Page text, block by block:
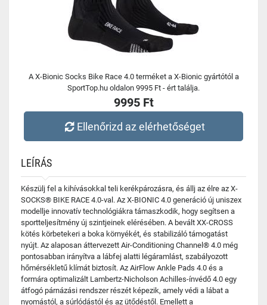
A X-Bionic Socks Bike Race 4.0 terméket a X-Bionic gyártótól a
SportTop.hu oldalon 9995 Ft - ért találja.
9995 Ft
Ellenőrizd az elérhetőséget
LEÍRÁS
Készülj fel a kihívásokkal teli kerékpározásra, és állj az élre az X-
SOCKS® BIKE RACE 4.0-val. Az X-BIONIC 4.0 generáció új uniszex
modellje innovatív technológiákra támaszkodik, hogy segítsen a
sportteljesítmény új szintjeinek elérésében. A bevált XX-CROSS
kötés körbetekeri a boka környékét, és stabilizáló támogatást
nyújt. Az alaposan áttervezett Air-Conditioning Channel® 4.0 még
pontosabban irányítva a lábfej alatti légáramlást, szabályozott
hőmérsékletű klímát biztosít. Az AirFlow Ankle Pads 4.0 és a
formára optimalizált Lambertz-Nicholson Achilles-ínvédő 4.0 egy
átfogó párnázási rendszer részét képezik, amely védi a lábat a
nyomástól, a súrlódástól és az ütődéstől. Emellett a